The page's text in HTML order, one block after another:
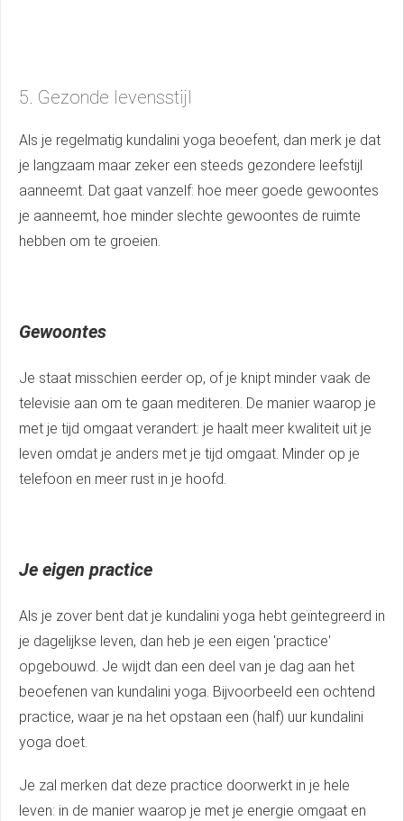
5. Gezonde levensstijl
Als je regelmatig kundalini yoga beoefent, dan merk je dat
je langzaam maar zeker een steeds gezondere leefstijl
aanneemt. Dat gaat vanzelf: hoe meer goede gewoontes
je aanneemt, hoe minder slechte gewoontes de ruimte
hebben om te groeien.
Gewoontes
Je staat misschien eerder op, of je knipt minder vaak de
televisie aan om te gaan mediteren. De manier waarop je
met je tijd omgaat verandert: je haalt meer kwaliteit uit je
leven omdat je anders met je tijd omgaat. Minder op je
telefoon en meer rust in je hoofd.
Je eigen practice
Als je zover bent dat je kundalini yoga hebt geïntegreerd in
je dagelijkse leven, dan heb je een eigen 'practice'
opgebouwd. Je wijdt dan een deel van je dag aan het
beoefenen van kundalini yoga. Bijvoorbeeld een ochtend
practice, waar je na het opstaan een (half) uur kundalini
yoga doet.
Je zal merken dat deze practice doorwerkt in je hele
leven: in de manier waarop je met je energie omgaat en